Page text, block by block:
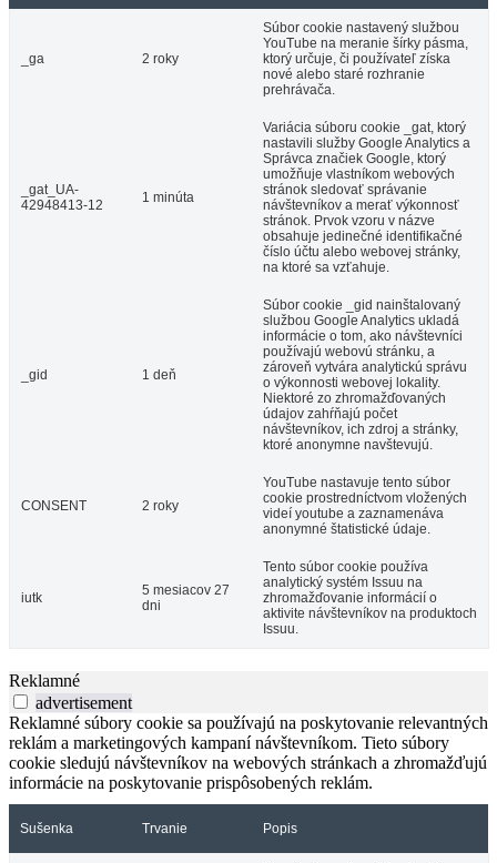
_ga 2 roky
Súbor cookie nastavený službou
YouTube na meranie šírky pásma,
ktorý určuje, či používateľ získa
nové alebo staré rozhranie
prehrávača.
_gat_UA-
42948413-12
1 minúta
Variácia súboru cookie _gat, ktorý
nastavili služby Google Analytics a
Správca značiek Google, ktorý
umožňuje vlastníkom webových
stránok sledovať správanie
návštevníkov a merať výkonnosť
stránok. Prvok vzoru v názve
obsahuje jedinečné identifikačné
číslo účtu alebo webovej stránky,
na ktoré sa vzťahuje.
_gid 1 deň
Súbor cookie _gid nainštalovaný
službou Google Analytics ukladá
informácie o tom, ako návštevníci
používajú webovú stránku, a
zároveň vytvára analytickú správu
o výkonnosti webovej lokality.
Niektoré zo zhromažďovaných
údajov zahŕňajú počet
návštevníkov, ich zdroj a stránky,
ktoré anonymne navštevujú.
CONSENT 2 roky
YouTube nastavuje tento súbor
cookie prostredníctvom vložených
videí youtube a zaznamenáva
anonymné štatistické údaje.
iutk
5 mesiacov 27
dni
Tento súbor cookie používa
analytický systém Issuu na
zhromažďovanie informácií o
aktivite návštevníkov na produktoch
Issuu.
Reklamné
advertisement
Reklamné súbory cookie sa používajú na poskytovanie relevantných
reklám a marketingových kampaní návštevníkom. Tieto súbory
cookie sledujú návštevníkov na webových stránkach a zhromažďujú
informácie na poskytovanie prispôsobených reklám.
Sušenka Trvanie Popis